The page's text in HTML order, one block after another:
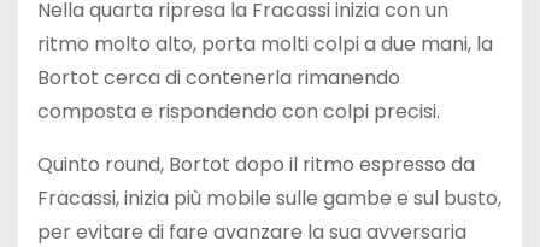
Nella quarta ripresa la Fracassi inizia con un
ritmo molto alto, porta molti colpi a due mani, la
Bortot cerca di contenerla rimanendo
composta e rispondendo con colpi precisi.
Quinto round, Bortot dopo il ritmo espresso da
Fracassi, inizia più mobile sulle gambe e sul busto,
per evitare di fare avanzare la sua avversaria